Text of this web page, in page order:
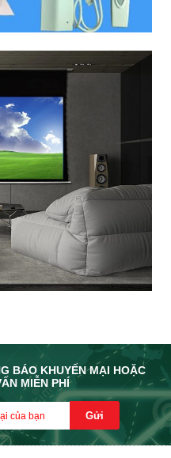
BÁO KHUYẾN MẠI HOẶC
MIỄN PHÍ
Gửi